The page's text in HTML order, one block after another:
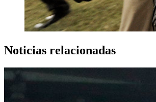
Noticias relacionadas